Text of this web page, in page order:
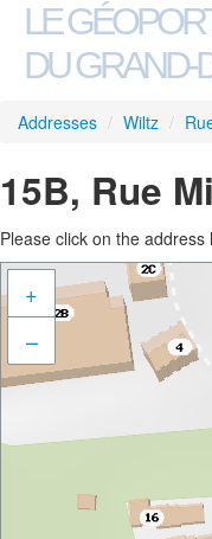
LE
DU GRAND-
Addresses / Wiltz /
15B, Rue
Please click on the
+
–